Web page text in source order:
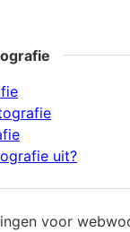
uit?
voor